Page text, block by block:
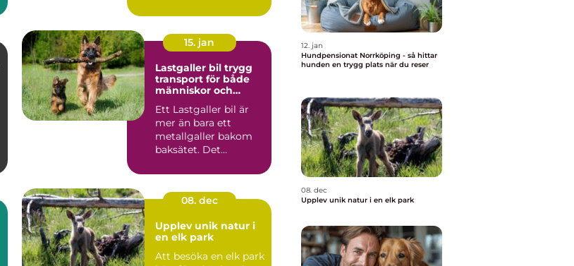
markera en g...
15. jan
Lastgaller bil trygg
transport för både
människor och
Ett Lastgaller bil är
mer än bara ett
metallgaller bakom
baksätet. Det
säkerhe...
08. dec
Upplev unik natur i
en elk park
Att besöka en elk park
12. jan
Hundpensionat Norrköping - så hittar
hunden en trygg plats när du reser
08. dec
Upplev unik natur i en elk park